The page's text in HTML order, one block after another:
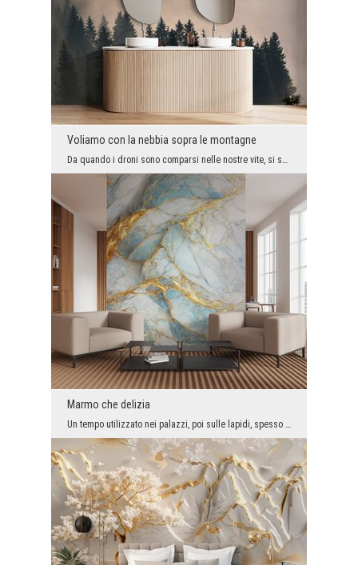
Voliamo con la nebbia sopra le montagne
Da quando i droni sono comparsi nelle nostre vite, si sono aperte nuove possibilità per quanto ri...
Marmo che delizia
Un tempo utilizzato nei palazzi, poi sulle lapidi, spesso utilizzato per creare sculture, ma semp...